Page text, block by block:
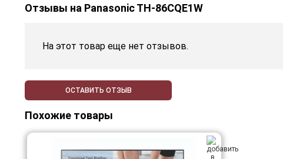
Отзывы на Panasonic TH-86CQE1W
На этот товар еще нет отзывов.
ОСТАВИТЬ ОТЗЫВ
Похожие товары